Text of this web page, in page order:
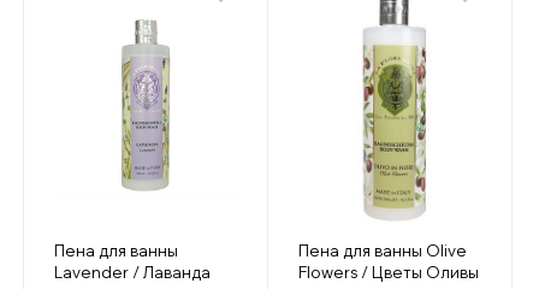
Пена для ванны
Lavender / Лаванда
Пена для ванны Olive
Flowers / Цветы Оливы